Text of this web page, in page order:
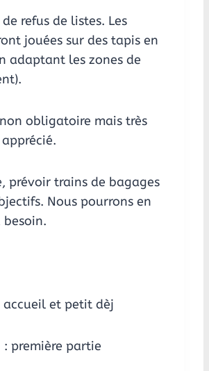
refus de listes. Les
jouées sur des tapis en
adaptant les zones de
obligatoire mais très
prévoir trains de bagages
Nous pourrons en
et petit dèj
première partie